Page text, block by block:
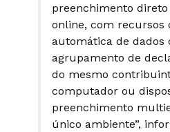
preenchimento
online, com recursos
automática de dados
agrupamento de
do mesmo
computador ou
preenchimento
único ambiente”,